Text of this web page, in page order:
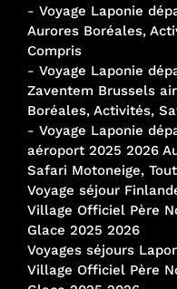
- Voyage Laponie
Aurores Boréales,
Compris
- Voyage Laponie
Zaventem Brussels
Boréales, Activités,
- Voyage Laponie
aéroport 2025 2026
Safari Motoneige,
Voyage séjour
Village Officiel Père
Glace 2025 2026
Voyages séjours
Village Officiel Père